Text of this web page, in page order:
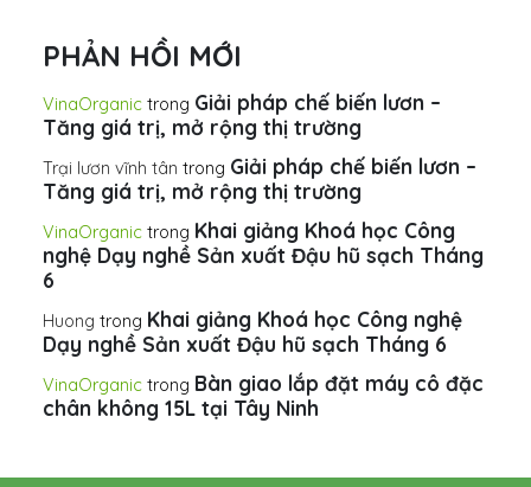
PHẢN HỒI MỚI
VinaOrganic trong Giải pháp chế biến lươn –
Tăng giá trị, mở rộng thị trường
Trại lươn vĩnh tân trong Giải pháp chế biến lươn –
Tăng giá trị, mở rộng thị trường
VinaOrganic trong Khai giảng Khoá học Công
nghệ Dạy nghề Sản xuất Đậu hũ sạch Tháng
6
Huong trong Khai giảng Khoá học Công nghệ
Dạy nghề Sản xuất Đậu hũ sạch Tháng 6
VinaOrganic trong Bàn giao lắp đặt máy cô đặc
chân không 15L tại Tây Ninh